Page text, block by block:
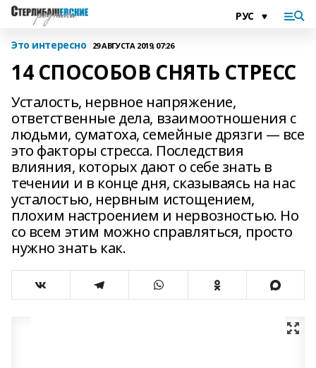
Это интересно 29 АВГУСТА 2019, 07:26
14 СПОСОБОВ СНЯТЬ СТРЕСС
Усталость, нервное напряжение,
ответственные дела, взаимоотношения с
людьми, суматоха, семейные дрязги — все
это факторы стресса. Последствия
влияния, которых дают о себе знать в
течении и в конце дня, сказываясь на нас
усталостью, нервным истощением,
плохим настроением и нервозностью. Но
со всем этим можно справляться, просто
нужно знать как.